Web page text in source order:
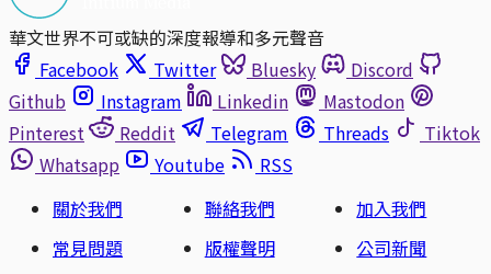
華文世界不可或缺的深度報導和多元聲音
Facebook
Twitter Bluesky
Discord
Github
Instagram Linkedin
Mastodon
Pinterest
Reddit Telegram Threads
Tiktok
Whatsapp
Youtube
RSS
關於我們
聯絡我們
加入我們
常見問題
版權聲明
公司新聞